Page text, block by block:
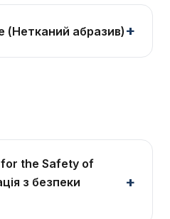
(Нетканий абразив)
the Safety of
з безпеки